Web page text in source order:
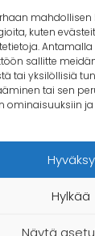
mahdollisen
kuten
sallitte
tai yksilöllisiä
tai sen
ominaisuuksiin
Hyväksy
Hylkää
Näytä
© 2026